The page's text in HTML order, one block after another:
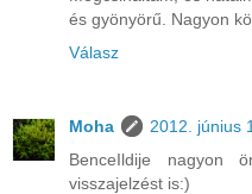
és gyönyörű. Nagyon
Válasz
Moha
2012. június
BenceIldije nagyon
visszajelzést is:)